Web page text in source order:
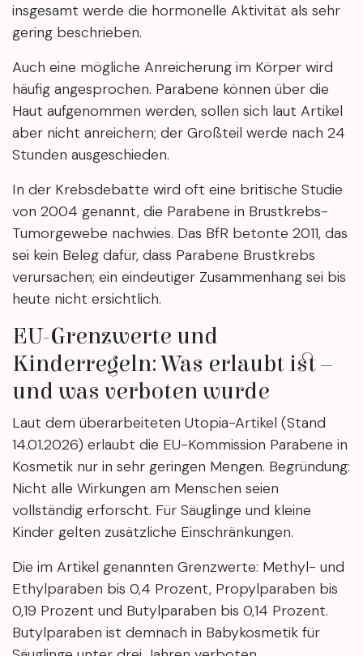
insgesamt werde die hormonelle Aktivität als sehr
gering beschrieben.
Auch eine mögliche Anreicherung im Körper wird
häufig angesprochen. Parabene können über die
Haut aufgenommen werden, sollen sich laut Artikel
aber nicht anreichern; der Großteil werde nach 24
Stunden ausgeschieden.
In der Krebsdebatte wird oft eine britische Studie
von 2004 genannt, die Parabene in Brustkrebs-
Tumorgewebe nachwies. Das BfR betonte 2011, das
sei kein Beleg dafür, dass Parabene Brustkrebs
verursachen; ein eindeutiger Zusammenhang sei bis
heute nicht ersichtlich.
EU-Grenzwerte und
Kinderregeln: Was erlaubt ist –
und was verboten wurde
Laut dem überarbeiteten Utopia-Artikel (Stand
14.01.2026) erlaubt die EU-Kommission Parabene in
Kosmetik nur in sehr geringen Mengen. Begründung:
Nicht alle Wirkungen am Menschen seien
vollständig erforscht. Für Säuglinge und kleine
Kinder gelten zusätzliche Einschränkungen.
Die im Artikel genannten Grenzwerte: Methyl- und
Ethylparaben bis 0,4 Prozent, Propylparaben bis
0,19 Prozent und Butylparaben bis 0,14 Prozent.
Butylparaben ist demnach in Babykosmetik für